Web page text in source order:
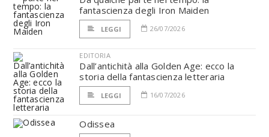
fantascienza degli Iron Maiden
LEGGI 26/07/2026
EDITORIA
Dall’antichità alla Golden Age: ecco la
storia della fantascienza letteraria
LEGGI 16/07/2026
Odissea